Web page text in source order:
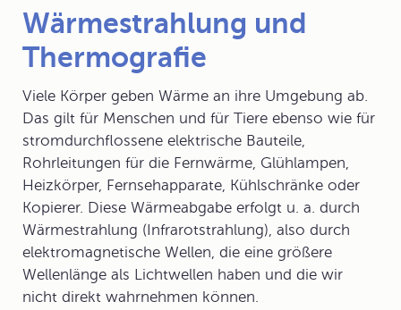
Wärmestrahlung und
Thermografie
Viele Körper geben Wärme an ihre Umgebung ab.
Das gilt für Menschen und für Tiere ebenso wie für
stromdurchflossene elektrische Bauteile,
Rohrleitungen für die Fernwärme, Glühlampen,
Heizkörper, Fernsehapparate, Kühlschränke oder
Kopierer. Diese Wärmeabgabe erfolgt u. a. durch
Wärmestrahlung (Infrarotstrahlung), also durch
elektromagnetische Wellen, die eine größere
Wellenlänge als Lichtwellen haben und die wir
nicht direkt wahrnehmen können.